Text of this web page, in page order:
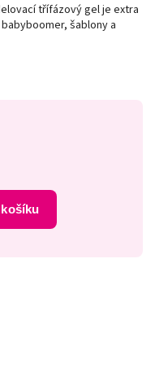
třífázový gel je extra
šablony a